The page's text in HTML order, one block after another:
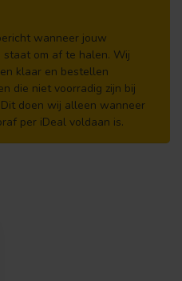
wanneer jouw
om af te halen. Wij
klaar en bestellen
die niet voorradig zijn bij
doen wij alleen wanneer
per iDeal voldaan is.